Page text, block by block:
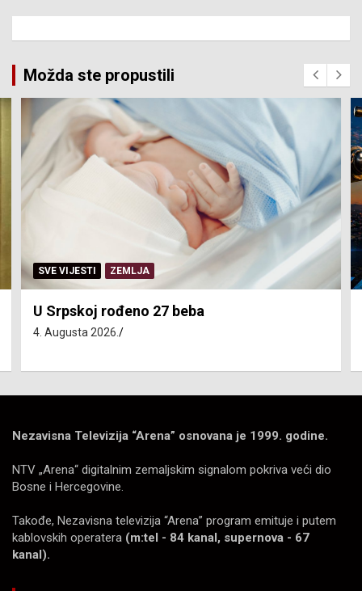
Možda ste propustili
SERVISNE INFORMACIJE
Isključenja vode – utorak 4. avgust
4. Augusta 2026.
Nezavisna Televizija “Arena” osnovana je 1999. godine.
NTV „Arena“ digitalnim zemaljskim signalom pokriva veći dio
Bosne i Hercegovine.
Takođe, Nezavisna televizija “Arena” program emituje i putem
kablovskih operatera (m:tel - 84 kanal, supernova - 67
kanal).